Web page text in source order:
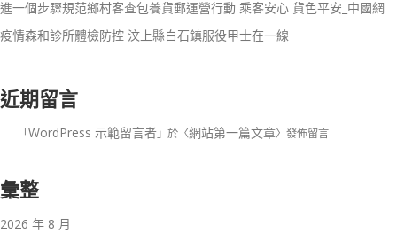
進一個步驟規范鄉村客查包養貨郵運營行動 乘客安心 貨色平安_中國網
疫情森和診所體檢防控 汶上縣白石鎮服役甲士在一線
近期留言
「WordPress 示範留言者」於〈網站第一篇文章〉發佈留言
彙整
2026 年 8 月